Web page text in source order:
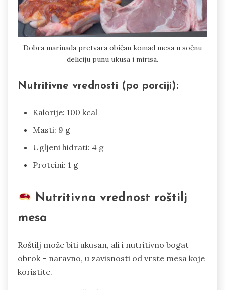
Dobra marinada pretvara običan komad mesa u sočnu
deliciju punu ukusa i mirisa.
Nutritivne vrednosti (po porciji):
Kalorije: 100 kcal
Masti: 9 g
Ugljeni hidrati: 4 g
Proteini: 1 g
Nutritivna vrednost roštilj
mesa
Roštilj može biti ukusan, ali i nutritivno bogat
obrok – naravno, u zavisnosti od vrste mesa koje
koristite.